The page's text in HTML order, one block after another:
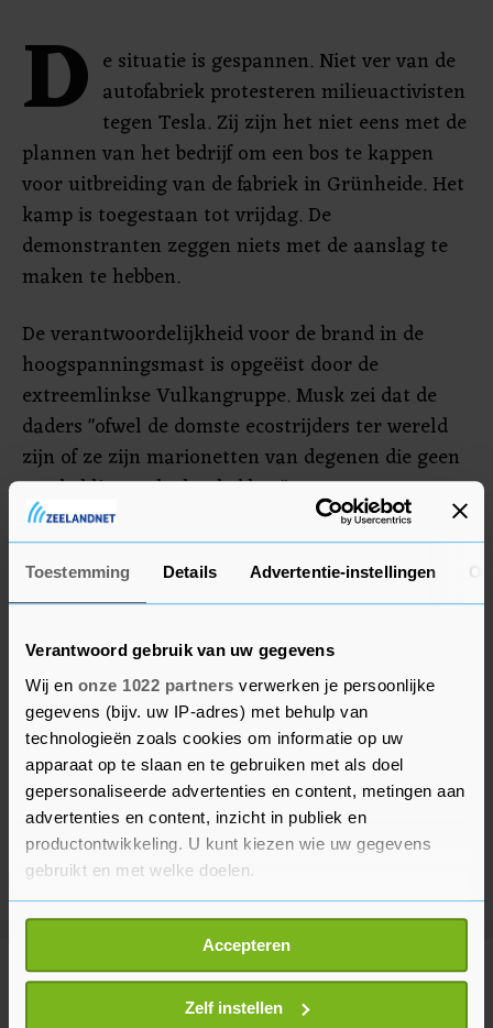
Toestemming Details Advertentie-instellingen
Verantwoord gebruik van uw gegevens
Wij en onze 1022 partners verwerken je persoonlijke
gegevens (bijv. uw IP-adres) met behulp van
technologieën zoals cookies om informatie op uw
apparaat op te slaan en te gebruiken met als doel
gepersonaliseerde advertenties en content, metingen aan
advertenties en content, inzicht in publiek en
productontwikkeling. U kunt kiezen wie uw gegevens
gebruikt en met welke doelen.
Als u het toestaat, willen we ook graag:
Informatie verzamelen over uw geografische
locatie, die tot een paar meter nauwkeurig kan zijn
Uw apparaat identificeren door het actief te
Accepteren
Zelf instellen
D e situatie is gespannen. Niet ver van de
autofabriek protesteren milieuactivisten
tegen Tesla. Zij zijn het niet eens met de
plannen van het bedrijf om een bos te kappen
voor uitbreiding van de fabriek in Grünheide. Het
kamp is toegestaan tot vrijdag. De
demonstranten zeggen niets met de aanslag te
maken te hebben.
De verantwoordelijkheid voor de brand in de
hoogspanningsmast is opgeëist door de
extreemlinkse Vulkangruppe. Musk zei dat de
daders "ofwel de domste ecostrijders ter wereld
zijn of ze zijn marionetten van degenen die geen
goede klimaatdoelen hebben".
Meer uit Financieel